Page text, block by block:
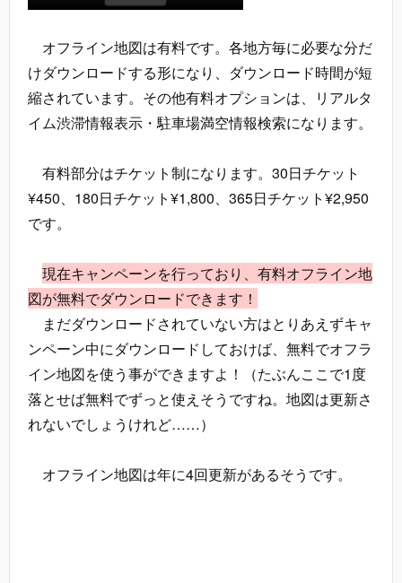
オフライン地図は有料です。各地方毎に必要な分だ
けダウンロードする形になり、ダウンロード時間が短
縮されています。その他有料オプションは、リアルタ
イム渋滞情報表示・駐車場満空情報検索になります。
有料部分はチケット制になります。30日チケット
¥450、180日チケット¥1,800、365日チケット¥2,950
です。
現在キャンペーンを行っており、有料オフライン地
図が無料でダウンロードできます！
まだダウンロードされていない方はとりあえずキャ
ンペーン中にダウンロードしておけば、無料でオフラ
イン地図を使う事ができますよ！（たぶんここで1度
落とせば無料でずっと使えそうですね。地図は更新さ
れないでしょうけれど……）
オフライン地図は年に4回更新があるそうです。